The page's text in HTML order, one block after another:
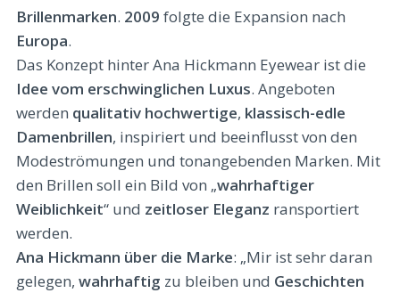
Brillenmarken. 2009 folgte die Expansion nach
Europa.
Das Konzept hinter Ana Hickmann Eyewear ist die
Idee vom erschwinglichen Luxus. Angeboten
werden qualitativ hochwertige, klassisch-edle
Damenbrillen, inspiriert und beeinflusst von den
Modeströmungen und tonangebenden Marken. Mit
den Brillen soll ein Bild von „wahrhaftiger
Weiblichkeit“ und zeitloser Eleganz ransportiert
werden.
Ana Hickmann über die Marke: „Mir ist sehr daran
gelegen, wahrhaftig zu bleiben und Geschichten